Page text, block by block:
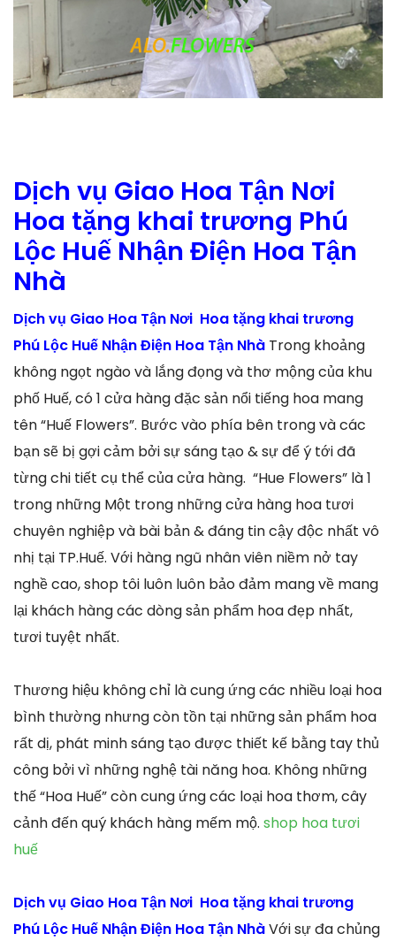
Dịch vụ Giao Hoa Tận Nơi
Hoa tặng khai trương Phú
Lộc Huế Nhận Điện Hoa Tận
Nhà
Dịch vụ Giao Hoa Tận Nơi Hoa tặng khai trương
Phú Lộc Huế Nhận Điện Hoa Tận Nhà Trong khoảng
không ngọt ngào và lắng đọng và thơ mộng của khu
phố Huế, có 1 cửa hàng đặc sản nổi tiếng hoa mang
tên “Huế Flowers”. Bước vào phía bên trong và các
bạn sẽ bị gợi cảm bởi sự sáng tạo & sự để ý tới đã
từng chi tiết cụ thể của cửa hàng. “Hue Flowers” là 1
trong những Một trong những cửa hàng hoa tươi
chuyên nghiệp và bài bản & đáng tin cậy độc nhất vô
nhị tại TP.Huế. Với hàng ngũ nhân viên niềm nở tay
nghề cao, shop tôi luôn luôn bảo đảm mang về mang
lại khách hàng các dòng sản phẩm hoa đẹp nhất,
tươi tuyệt nhất.
Thương hiệu không chỉ là cung ứng các nhiều loại hoa
bình thường nhưng còn tồn tại những sản phẩm hoa
rất dị, phát minh sáng tạo được thiết kế bằng tay thủ
công bởi vì những nghệ tài năng hoa. Không những
thế “Hoa Huế” còn cung ứng các loại hoa thơm, cây
cảnh đến quý khách hàng mếm mộ. shop hoa tươi
huế
Dịch vụ Giao Hoa Tận Nơi Hoa tặng khai trương
Phú Lộc Huế Nhận Điện Hoa Tận NhàVới sự đa chủng